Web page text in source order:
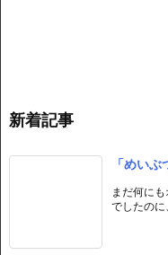
新着記事
「めい
まだ何に
でしたのに